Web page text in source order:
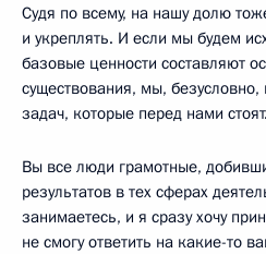
Судя по всему, на нашу долю
и укреплять. И если мы будем
базовые ценности составляют
существования, мы,
задач, которые перед нами стоят.
Вы все люди грамотные,
результатов в тех сферах
занимаетесь, и я сразу хочу
не смогу ответить на какие-то